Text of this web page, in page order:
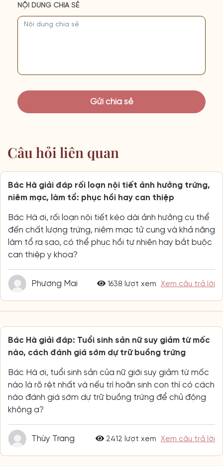
NỘI DUNG CHIA SẺ
Câu hỏi liên quan
Bác Hà giải đáp rối loạn nội tiết ảnh hưởng trứng,
niêm mạc, làm tổ: phục hồi hay can thiệp
Bác Hà ơi, rối loạn nội tiết kéo dài ảnh hưởng cụ thể
đến chất lượng trứng, niêm mạc tử cung và khả năng
làm tổ ra sao, có thể phục hồi tự nhiên hay bắt buộc
can thiệp y khoa?
Phương Mai 1638 lượt xem Xem câu trả lời
Bác Hà giải đáp: Tuổi sinh sản nữ suy giảm từ mốc
nào, cách đánh giá sớm dự trữ buồng trứng
Bác Hà ơi, tuổi sinh sản của nữ giới suy giảm từ mốc
nào là rõ rệt nhất và nếu trì hoãn sinh con thì có cách
nào đánh giá sớm dự trữ buồng trứng để chủ động
không ạ?
Thùy Trang 2412 lượt xem Xem câu trả lời